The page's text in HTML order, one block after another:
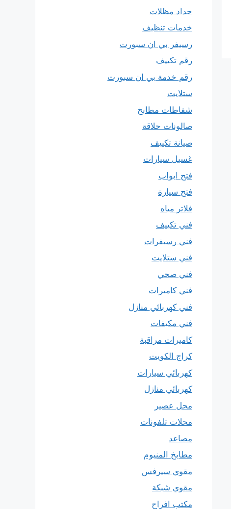
حداد مظلات
خدمات تنظيف
رسيفر بي ان سبورت
رقم تكييف
رقم خدمة بي ان سبورت
ستلايت
شفاطات مطابخ
صالونات حلاقة
صيانة تكييف
غسيل سيارات
فتح ابواب
فتح سيارة
فلاتر مياه
فني تكييف
فني رسيفرات
فني ستلايت
فني صحي
فني كاميرات
فني كهربائي منازل
فني مكيفات
كاميرات مراقبة
كراج الكويت
كهربائي سيارات
كهربائي منازل
محل عصير
محلات تلفونات
مصاعد
مطابخ المنيوم
مقوي سيرفس
مقوي شبكة
مكتب افراح